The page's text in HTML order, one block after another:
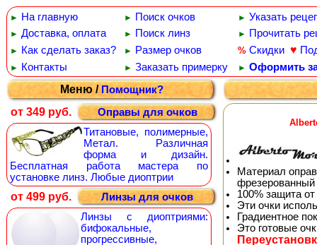
► На главную ► Поиск очков ► Указать
► Доставка, оплата ► Поиск линз ► Прочитать
► Как сделать заказ? ► Размер очков % Скидки ♥
► Контакты ► Заказать примерку ► Оформить
Меню /Помощник?
от 349 руб.
Оправы для очков
Титановые, полимерные,
Метал. Различная
форма и дизайн.
Бесплатная работа мастера по
установке линз. Любые диоптрии
от 499 руб.
Линзы для очков
Линзы с диоптриями:
бифокальные,
прогрессивные,
Материал
фрезерованный
100% защита
Эти очки
Градиентное
Это готовые